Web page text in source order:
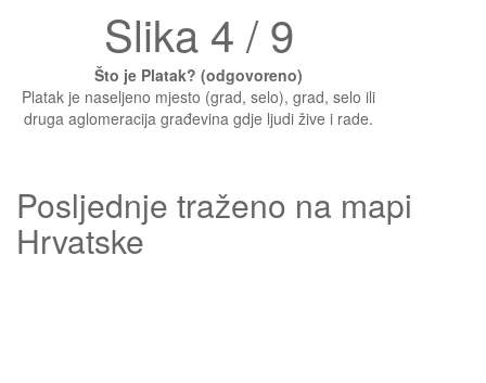
Slika 4 / 9
Što je Platak? (odgovoreno)
Platak je naseljeno mjesto (grad, selo), grad, selo ili
druga aglomeracija građevina gdje ljudi žive i rade.
Posljednje traženo na mapi
Hrvatske